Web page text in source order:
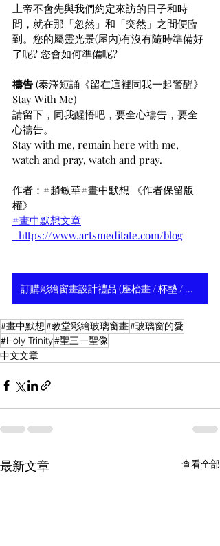
上帝不會先與我們約定來訪的日子和時
間，就在那「忽然」和「突然」之間便臨
到。您的屬靈光景(屋內)有沒有隨時準備好
了呢? 您會如何準備呢?
禱告 (泰澤短誦《留在這裡同我一起警醒》
Stay With Me)
請留下，同我醒悟吧，要全心禱告，要全
心禱告。
Stay with me, remain here with me,
watch and pray, watch and pray.
作者：#趙敏華#畫中默想 《作者保留版
權》
#畫中默想文章
https://www.artsmeditate.com/blog
訂購彩繪窗畫設計禮品 (座枱畫 / 杯墊 / 玻璃窗貼) >>
#畫中默想#教堂彩繪玻璃窗畫#玻璃窗的愛
#Holy Trinity#聖三一聖像
中文文章
最新文章 查看全部